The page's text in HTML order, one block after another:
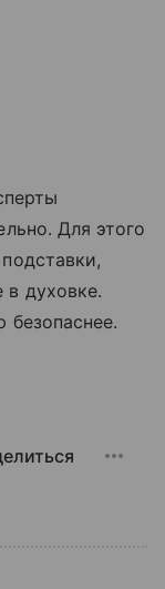
Для этого
духовке.
безопаснее.